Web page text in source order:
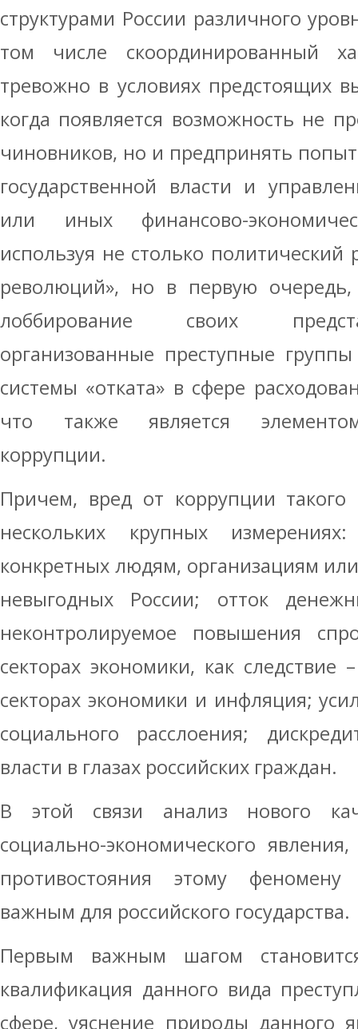
структурами России различного
том числе скоординированный
тревожно в условиях предстоящих
когда появляется возможность не
чиновников, но и предпринять
государственной власти и
или иных финансово-
используя не столько политический
революций», но в первую очередь,
лоббирование своих
организованные преступные
системы «отката» в сфере
что также является
коррупции.
Причем, вред от коррупции такого
нескольких крупных
конкретных людям, организациям
невыгодных России; отток
неконтролируемое повышения
секторах экономики, как
секторах экономики и инфляция;
социального расслоения;
власти в глазах российских граждан.
В этой связи анализ нового
социально-экономического
противостояния этому феномену
важным для российского государства.
Первым важным шагом
квалификация данного вида
сфере, уяснение природы данного